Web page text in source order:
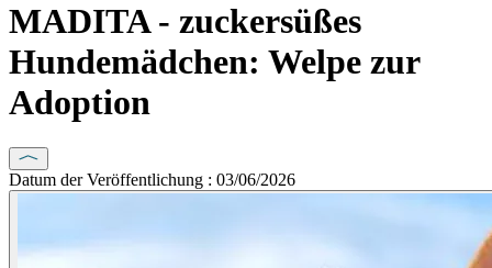
MADITA - zuckersüßes
Hundemädchen: Welpe zur
Adoption
Datum der Veröffentlichung : 03/06/2026